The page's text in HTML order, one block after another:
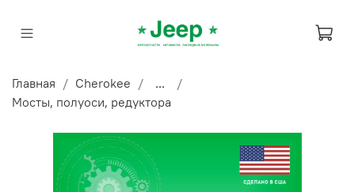
Главная Cherokee
...
Мосты, полуоси, редуктора